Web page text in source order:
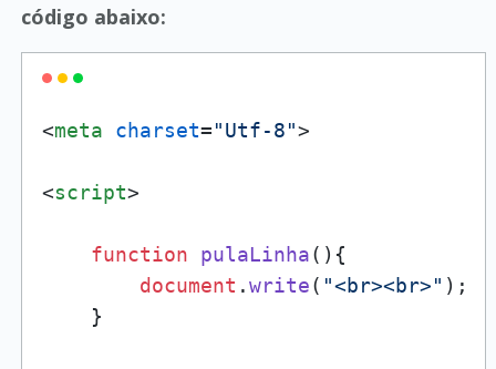
código abaixo:
<meta charset="Utf-8">
<script>
function pulaLinha( ){
document .write( "<br><br>" );
    }